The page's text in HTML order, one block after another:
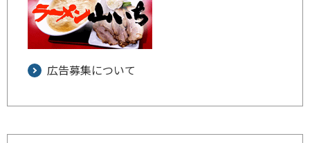
広告募集について